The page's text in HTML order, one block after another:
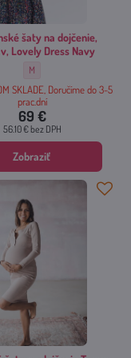
Carry Red Dress - Veľkosť:
šaty na dojčenie,
Lovely Dress Navy
Tehotenské šaty na
M
SKLADE, Doručíme do 3-5
prac.dní
69 €
56.10 €bez DPH
Zobraziť